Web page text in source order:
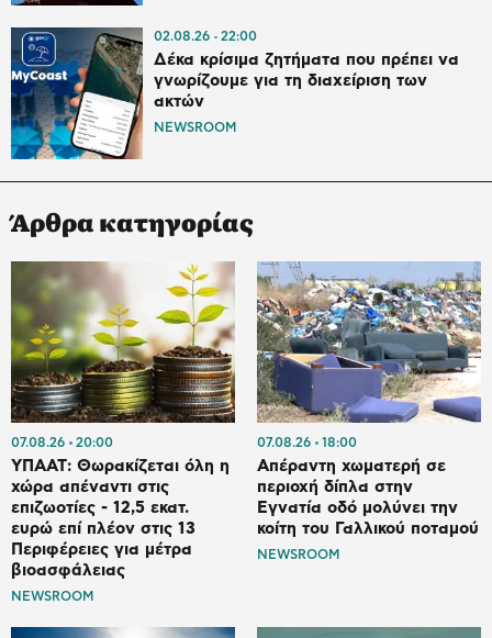
02.08.26 22:00
Δέκα κρίσιμα ζητήματα που πρέπει να
γνωρίζουμε για τη διαχείριση των
ακτών
NEWSROOM
Άρθρα κατηγορίας
07.08.26 20:00
ΥΠΑΑΤ: Θωρακίζεται όλη η
χώρα απέναντι στις
επιζωοτίες - 12,5 εκατ.
ευρώ επί πλέον στις 13
Περιφέρειες για μέτρα
βιοασφάλειας
NEWSROOM
07.08.26 18:00
Απέραντη χωματερή σε
περιοχή δίπλα στην
Εγνατία οδό μολύνει την
κοίτη του Γαλλικού ποταμού
NEWSROOM